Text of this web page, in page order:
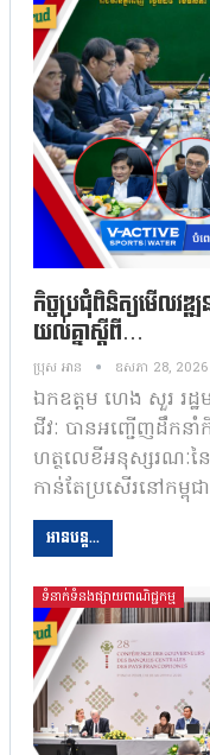
កិច្ចប្រជុំពិនិត្យមើលវឌ្
យល់គ្នាស្ដីពី…
ប្រុស អាន ឧសភា 28, 2026
ឯកឧត្តម ហេង សួរ រដ្ឋ
ជីវៈ បានអញ្ជើញដឹកន
ហត្ថលេខីអនុស្សរណៈន
កាន់តែប្រសើរនៅកម្ពុ
អានបន្ត...
ទំនាក់ទំនងផ្សាយពាណិជ្ជកម្ម